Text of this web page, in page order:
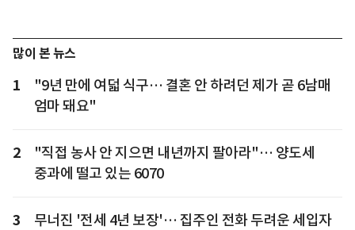
많이 본 뉴스
1
"9년 만에 여덟 식구… 결혼 안 하려던 제가 곧 6남매
엄마 돼요"
2
"직접 농사 안 지으면 내년까지 팔아라"… 양도세
중과에 떨고 있는 6070
3 무너진 '전세 4년 보장'… 집주인 전화 두려운 세입자